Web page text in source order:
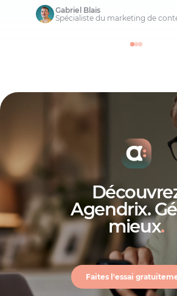
Gabriel Blais
Spécialiste du marketing de
Agendrix.
mieux.
Faites l'essai